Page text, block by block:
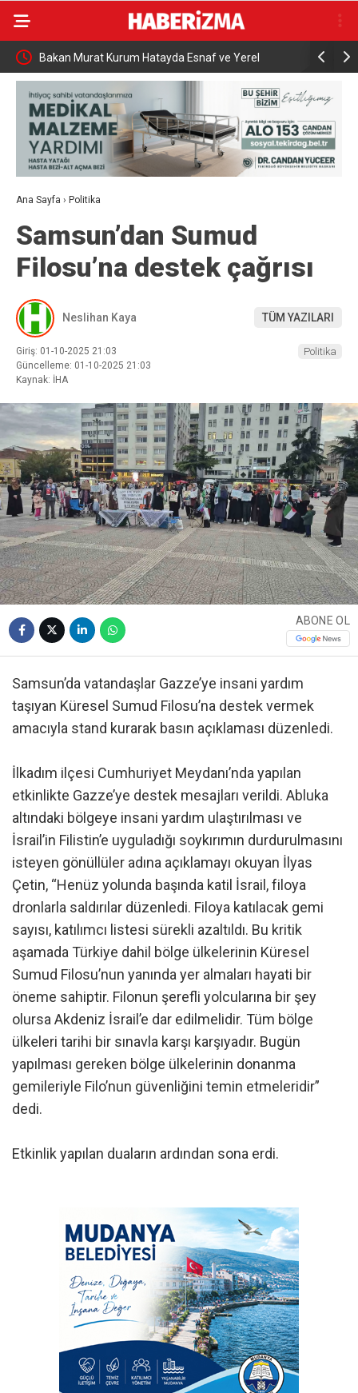
giriş
Bakan Murat Kurum Hatayda Esnaf ve Yerel
Yönetimlerle Bir Araya Geldi
Bakan
Ana Sayfa › Politika
Samsun’dan Sumud
Filosu’na destek çağrısı
Neslihan Kaya TÜM YAZILARI
Giriş: 01-10-2025 21:03
Güncelleme: 01-10-2025 21:03
Kaynak: İHA
Politika
ABONE OL
Samsun’da vatandaşlar Gazze’ye insani yardım
taşıyan Küresel Sumud Filosu’na destek vermek
amacıyla stand kurarak basın açıklaması düzenledi.
İlkadım ilçesi Cumhuriyet Meydanı’nda yapılan
etkinlikte Gazze’ye destek mesajları verildi. Abluka
altındaki bölgeye insani yardım ulaştırılması ve
İsrail’in Filistin’e uyguladığı soykırımın durdurulmasını
isteyen gönüllüler adına açıklamayı okuyan İlyas
Çetin, “Henüz yolunda başında katil İsrail, filoya
dronlarla saldırılar düzenledi. Filoya katılacak gemi
sayısı, katılımcı listesi sürekli azaltıldı. Bu kritik
aşamada Türkiye dahil bölge ülkelerinin Küresel
Sumud Filosu’nun yanında yer almaları hayati bir
öneme sahiptir. Filonun şerefli yolcularına bir şey
olursa Akdeniz İsrail’e dar edilmelidir. Tüm bölge
ülkeleri tarihi bir sınavla karşı karşıyadır. Bugün
yapılması gereken bölge ülkelerinin donanma
gemileriyle Filo’nun güvenliğini temin etmeleridir”
dedi.
Etkinlik yapılan duaların ardından sona erdi.